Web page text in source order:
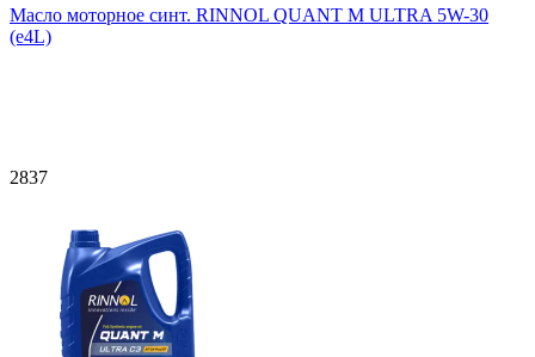
Масло моторное синт. RINNOL QUANT М ULTRA 5W-30
(e4L)
2837